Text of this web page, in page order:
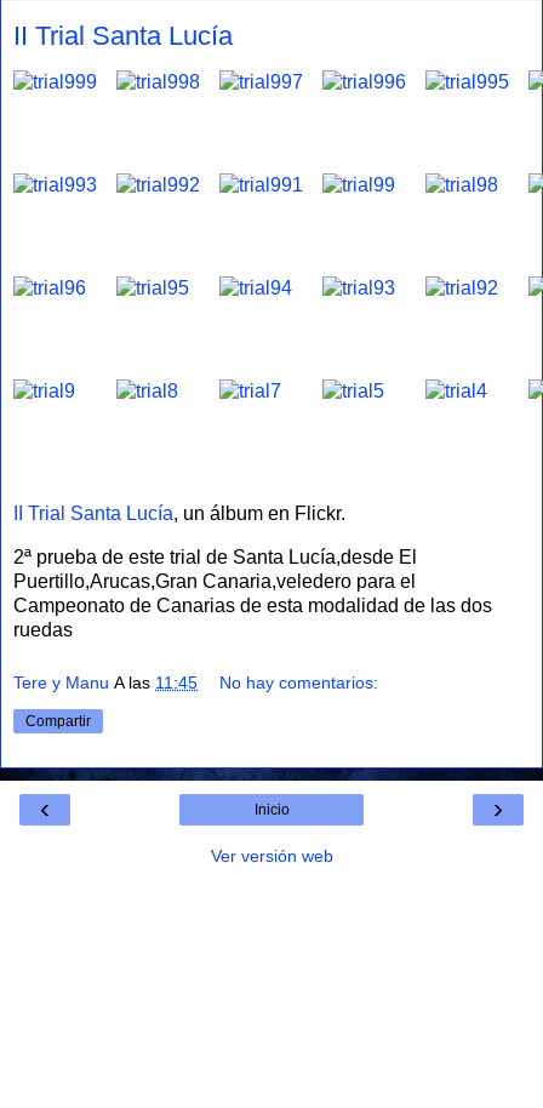
II Trial Santa Lucía
II Trial Santa Lucía, un álbum en Flickr.
2ª prueba de este trial de Santa Lucía,desde El
Puertillo,Arucas,Gran Canaria,veledero para el
Campeonato de Canarias de esta modalidad de las dos
ruedas
Tere y Manu A las 11:45 No hay comentarios:
Compartir
‹ ›
Inicio
Ver versión web